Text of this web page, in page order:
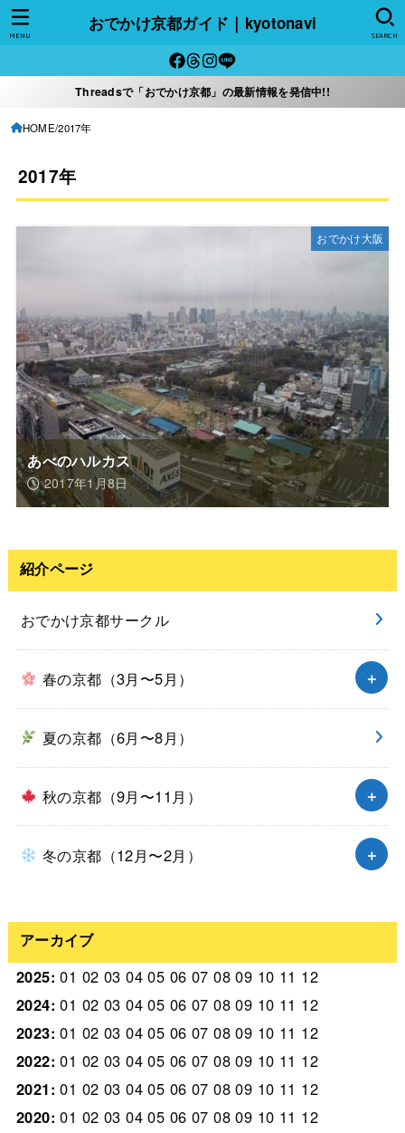
おでかけ京都ガイド｜kyotonavi
SEARCH
MENU
Threadsで「おでかけ京都」の最新情報を発信中!!
HOME 2017年
2017年
おでかけ大阪
あべのハルカス
2017年1月8日
紹介ページ
おでかけ京都サークル
春の京都（3月〜5月）
夏の京都（6月〜8月）
秋の京都（9月〜11月）
冬の京都（12月〜2月）
アーカイブ
2025:01 02 03 04 05 06 07 08 09 10 11 12
2024:01 02 03 04 05 06 07 08 09 10 11 12
2023:01 02 03 04 05 06 07 08 09 10 11 12
2022:01 02 03 04 05 06 07 08 09 10 11 12
2021:01 02 03 04 05 06 07 08 09 10 11 12
2020:01 02 03 04 05 06 07 08 09 10 11 12